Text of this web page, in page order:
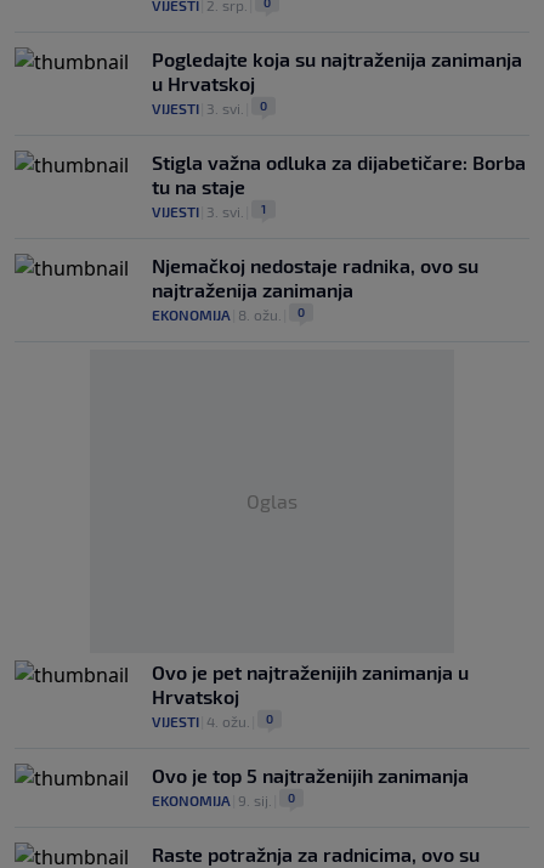
VIJESTI 2. srp.
Pogledajte koja su najtraženija zanimanja
u Hrvatskoj
VIJESTI 3. svi. 0
Stigla važna odluka za dijabetičare: Borba
tu na staje
VIJESTI 3. svi. 1
Njemačkoj nedostaje radnika, ovo su
najtraženija zanimanja
EKONOMIJA 8. ožu. 0
Oglas
Ovo je pet najtraženijih zanimanja u
Hrvatskoj
VIJESTI 4. ožu. 0
Ovo je top 5 najtraženijih zanimanja
EKONOMIJA 9. sij. 0
Raste potražnja za radnicima, ovo su